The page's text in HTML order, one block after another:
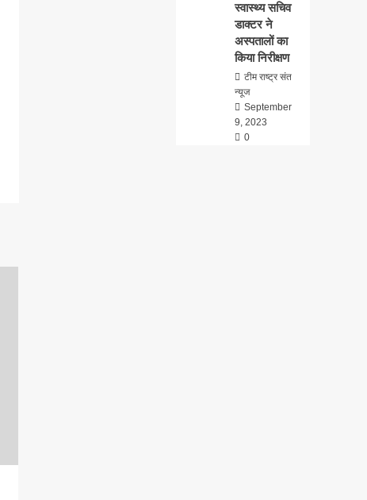
स्वास्थ्य सचिव
डाक्टर ने
अस्पतालों का
किया निरीक्षण
टीम राष्ट्र संत
न्यूज
September
9, 2023
0